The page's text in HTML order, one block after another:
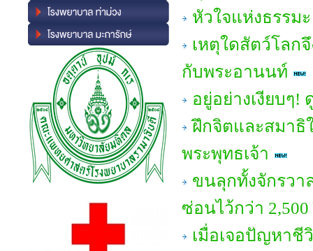
หัวใจแห่งธรรม
เหตุใดสัตว์โลก
กับพระอานนท์
อยู่อย่างเงียบๆ!
ฝึกจิตและสมาธิ
พระพุทธเจ้า
ขนลุกทั้งจักรวา
ซ่อนไว้กว่า
เมื่อเจอปัญหาชี